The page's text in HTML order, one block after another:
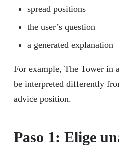
spread positions
the user’s question
a generated explanation
For example, The Tower in
be interpreted differently
advice position.
Paso 1: Elige